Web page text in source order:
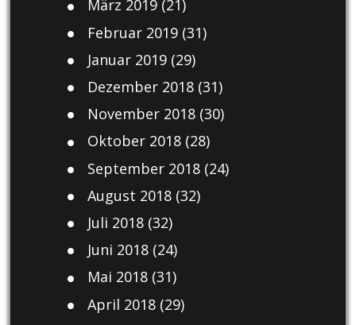
März 2019(21)
Februar 2019(31)
Januar 2019(29)
Dezember 2018(31)
November 2018(30)
Oktober 2018(28)
September 2018(24)
August 2018(32)
Juli 2018(32)
Juni 2018(24)
Mai 2018(31)
April 2018(29)